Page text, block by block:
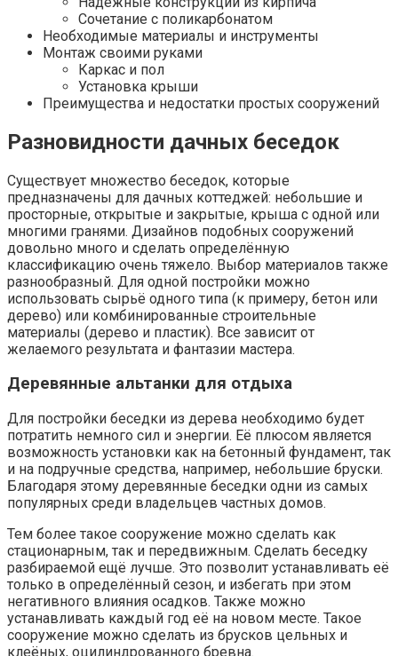
Сочетание с поликарбонатом
Необходимые материалы и инструменты
Монтаж своими руками
Каркас и пол
Установка крыши
Преимущества и недостатки простых сооружений
Разновидности дачных беседок
Существует множество беседок, которые
предназначены для дачных коттеджей: небольшие и
просторные, открытые и закрытые, крыша с одной или
многими гранями. Дизайнов подобных сооружений
довольно много и сделать определённую
классификацию очень тяжело. Выбор материалов также
разнообразный. Для одной постройки можно
использовать сырьё одного типа (к примеру, бетон или
дерево) или комбинированные строительные
материалы (дерево и пластик). Все зависит от
желаемого результата и фантазии мастера.
Деревянные альтанки для отдыха
Для постройки беседки из дерева необходимо будет
потратить немного сил и энергии. Её плюсом является
возможность установки как на бетонный фундамент, так
и на подручные средства, например, небольшие бруски.
Благодаря этому деревянные беседки одни из самых
популярных среди владельцев частных домов.
Тем более такое сооружение можно сделать как
стационарным, так и передвижным. Сделать беседку
разбираемой ещё лучше. Это позволит устанавливать её
только в определённый сезон, и избегать при этом
негативного влияния осадков. Также можно
устанавливать каждый год её на новом месте. Такое
сооружение можно сделать из брусков цельных и
клеёных, оцилиндрованного бревна.